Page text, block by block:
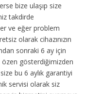
bize ulaşıp size
takdirde
ve eğer problem
olarak cihazınızın
sonraki 6 ay için
özen gösterdiğimizden
bu 6 aylık garantiyi
servisi olarak siz